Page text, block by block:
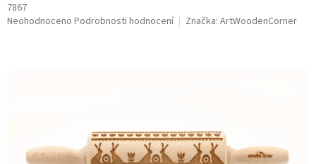
7867
Průměrné
Neohodnoceno Podrobnosti hodnocení Značka: ArtWoodenCorner